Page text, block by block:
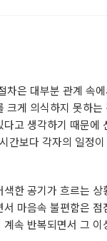
차은 대부분 관계 속
게 의식하지 못하는
고 생각하기 때문
간보다 각자의 일정
한 공기가 흐르는
마음속 불편함은 점
속 반복되면서 그